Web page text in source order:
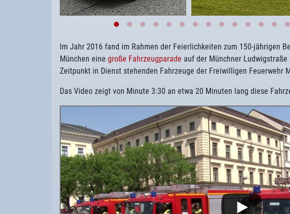
Im Jahr 2016 fand im Rahmen der Feierlichkeiten zum 150-jährigen
München eine große Fahrzeugparade auf der Münchner
Zeitpunkt in Dienst stehenden Fahrzeuge der Freiwilligen Feuerwehr
Das Video zeigt von Minute 3:30 an etwa 20 Minuten lang diese